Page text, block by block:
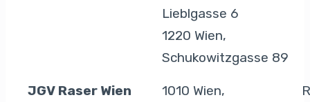
Lieblgasse 6
1220 Wien,
Schukowitzgasse 89
JGV Raser Wien
1010 Wien,